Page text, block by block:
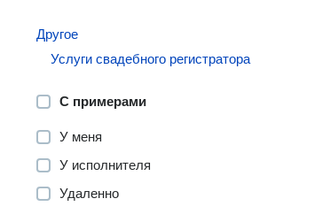
Другое
Услуги свадебного регистратора
С примерами
У меня
У исполнителя
Удаленно